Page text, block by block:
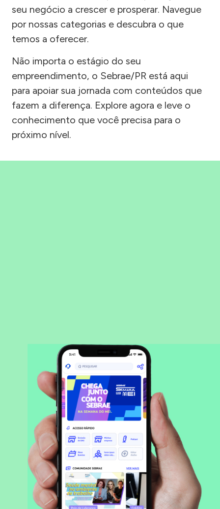
seu negócio a crescer e prosperar. Navegue
por nossas categorias e descubra o que
temos a oferecer.
Não importa o estágio do seu
empreendimento, o Sebrae/PR está aqui
para apoiar sua jornada com conteúdos que
fazem a diferença. Explore agora e leve o
conhecimento que você precisa para o
próximo nível.